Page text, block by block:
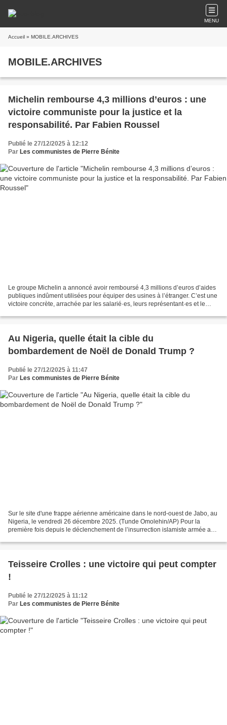
MENU
Accueil » MOBILE.ARCHIVES
MOBILE.ARCHIVES
Michelin rembourse 4,3 millions d’euros : une
victoire communiste pour la justice et la
responsabilité. Par Fabien Roussel
Publié le 27/12/2025 à 12:12
Par Les communistes de Pierre Bénite
Le groupe Michelin a annoncé avoir remboursé 4,3 millions d’euros d’aides
publiques indûment utilisées pour équiper des usines à l’étranger. C’est une
victoire concrète, arrachée par les salarié·es, leurs représentant·es et le
Au Nigeria, quelle était la cible du
bombardement de Noël de Donald Trump ?
Publié le 27/12/2025 à 11:47
Par Les communistes de Pierre Bénite
Sur le site d'une frappe aérienne américaine dans le nord-ouest de Jabo, au
Nigeria, le vendredi 26 décembre 2025. (Tunde Omolehin/AP) Pour la
première fois depuis le déclenchement de l’insurrection islamiste armée au
Teisseire Crolles : une victoire qui peut compter
!
Publié le 27/12/2025 à 11:12
Par Les communistes de Pierre Bénite